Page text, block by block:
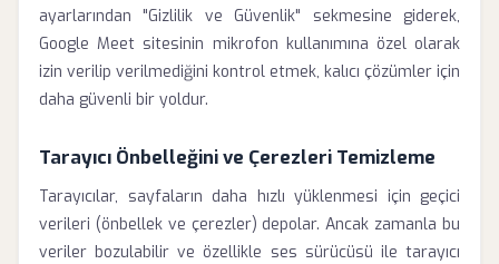
ayarlarından "Gizlilik ve Güvenlik" sekmesine giderek,
Google Meet sitesinin mikrofon kullanımına özel olarak
izin verilip verilmediğini kontrol etmek, kalıcı çözümler için
daha güvenli bir yoldur.
Tarayıcı Önbelleğini ve Çerezleri Temizleme
Tarayıcılar, sayfaların daha hızlı yüklenmesi için geçici
verileri (önbellek ve çerezler) depolar. Ancak zamanla bu
veriler bozulabilir ve özellikle ses sürücüsü ile tarayıcı